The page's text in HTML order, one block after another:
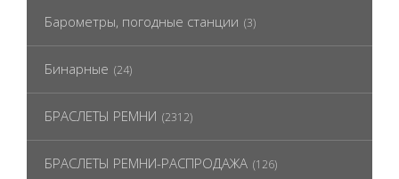
Барометры, погодные станции (3)
Бинарные (24)
БРАСЛЕТЫ РЕМНИ (2312)
БРАСЛЕТЫ РЕМНИ-РАСПРОДАЖА (126)